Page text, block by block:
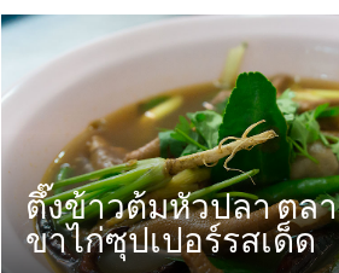
ตึ๊งข้าวต้มหัวปลา ตล
ขาไก่ซุปเปอร์รสเด็ด